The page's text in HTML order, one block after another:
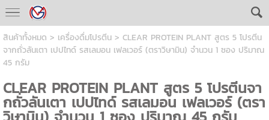
สินค้าทั้งหมด > เครื่องดื่มโปรตีน> CLEAR PROTEIN PLANT สูตร 5 โปรตีน
จากถั่วลันเตา เปปไทด์ รสเลมอน เฟลเวอร์ (ตราวิษามิน) จำนวน 1 ซอง ปริมาณ
45 กรัม
CLEAR PROTEIN PLANT สูตร 5 โปรตีนจา
กถั่วลันเตา เปปไทด์ รสเลมอน เฟลเวอร์ (ตรา